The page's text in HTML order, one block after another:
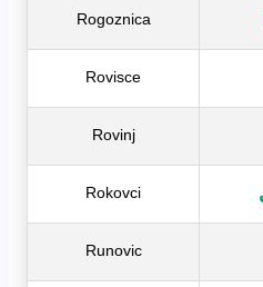
Rogoznica
Rovisce
Rovinj
Rokovci
Runovic